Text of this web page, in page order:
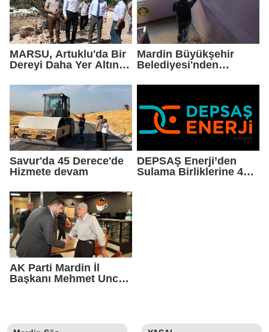
MARSU, Artuklu'da Bir
Dereyi Daha Yer Altına
Mardin Büyükşehir
Belediyesi'nden
Savur'da 45 Derece'de
Hizmete devam
DEPSAŞ Enerji’den
Sulama Birliklerine 48
AK Parti Mardin İl
Başkanı Mehmet Uncu: